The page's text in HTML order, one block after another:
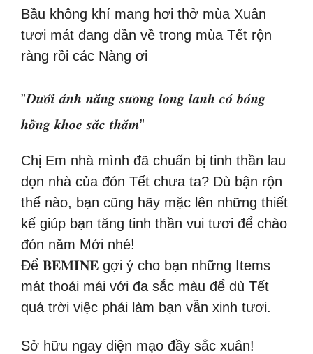
Bầu không khí mang hơi thở mùa Xuân
tươi mát đang dần về trong mùa Tết rộn
ràng rồi các Nàng ơi
”𝑫𝒖̛𝒐̛́𝒊 𝒂́𝒏𝒉 𝒏𝒂̆́𝒏𝒈 𝒔𝒖̛𝒐̛𝒏𝒈 𝒍𝒐𝒏𝒈 𝒍𝒂𝒏𝒉 𝒄𝒐́ 𝒃𝒐́𝒏𝒈
𝒉𝒐̂̀𝒏𝒈 𝒌𝒉𝒐𝒆 𝒔𝒂̆́𝒄 𝒕𝒉𝒂̆́𝒎”
Chị Em nhà mình đã chuẩn bị tinh thần lau
dọn nhà của đón Tết chưa ta? Dù bận rộn
thế nào, bạn cũng hãy mặc lên những thiết
kế giúp bạn tăng tinh thần vui tươi để chào
đón năm Mới nhé!
Để 𝐁𝐄𝐌𝐈𝐍𝐄 gợi ý cho bạn những Items
mát thoải mái với đa sắc màu để dù Tết
quá trời việc phải làm bạn vẫn xinh tươi.
Sở hữu ngay diện mạo đầy sắc xuân!